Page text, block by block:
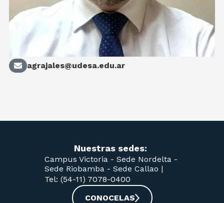
agrajales@udesa.edu.ar
Nuestras sedes:
Campus Victoria - Sede Nordelta -
Sede Riobamba - Sede Callao |
Tel: (54-11) 7078-0400
CONOCELAS